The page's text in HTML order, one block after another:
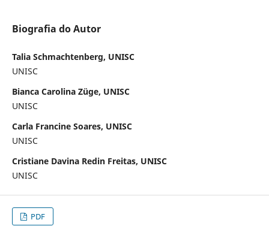
Biografia do Autor
Talia Schmachtenberg, UNISC
UNISC
Bianca Carolina Züge, UNISC
UNISC
Carla Francine Soares, UNISC
UNISC
Cristiane Davina Redin Freitas, UNISC
UNISC
PDF